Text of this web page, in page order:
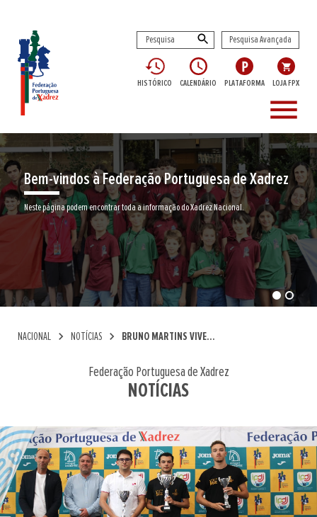
Pesquisa Avançada
HISTÓRICO CALENDÁRIO PLATAFORMA LOJA FPX
menu
Bem-vindos à Federação Portuguesa de Xadrez
Neste página podem encontrar toda a informação do Xadrez Nacional.
NACIONAL chevron_right NOTÍCIAS chevron_right BRUNO MARTINS VIVE...
Federação Portuguesa de Xadrez
NOTÍCIAS